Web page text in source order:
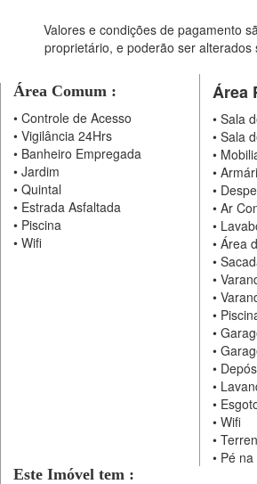
Valores e condições de pagamento
proprietário, e poderão ser alterados
Área Comum :
• Controle de Acesso
• Vigilância 24Hrs
• Banheiro Empregada
• Jardim
• Quintal
• Estrada Asfaltada
• Piscina
• Wifi
Área
•Sala
•Sala
•
•
•
•Ar
•
•Área
•
•
•
•
•
•
•
•
•
•Wifi
•
•Pé na
Este Imóvel tem :